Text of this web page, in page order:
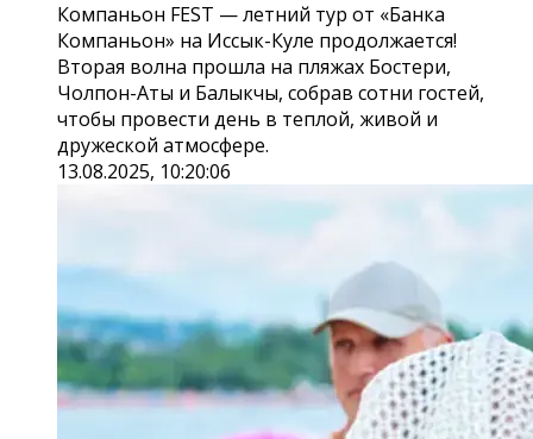
Компаньон FEST — летний тур от «Банка
Компаньон» на Иссык-Куле продолжается!
Вторая волна прошла на пляжах Бостери,
Чолпон-Аты и Балыкчы, собрав сотни гостей,
чтобы провести день в теплой, живой и
дружеской атмосфере.
13.08.2025, 10:20:06